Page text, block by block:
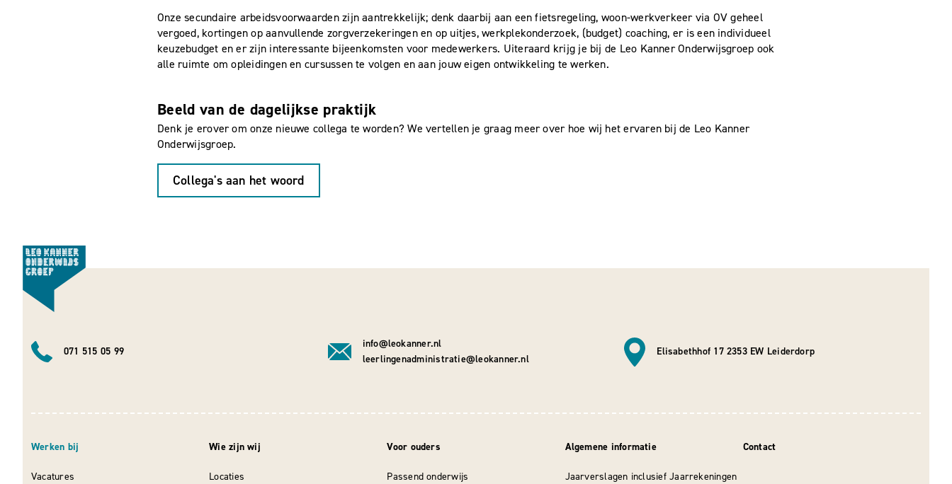
Onze secundaire arbeidsvoorwaarden zijn aantrekkelijk; denk daarbij aan een fietsregeling, woon-werkverkeer via OV geheel
vergoed, kortingen op aanvullende zorgverzekeringen en op uitjes, werkplekonderzoek, (budget) coaching, er is een individueel
keuzebudget en er zijn interessante bijeenkomsten voor medewerkers. Uiteraard krijg je bij de Leo Kanner Onderwijsgroep ook
alle ruimte om opleidingen en cursussen te volgen en aan jouw eigen ontwikkeling te werken.
Beeld van de dagelijkse praktijk
Denk je erover om onze nieuwe collega te worden? We vertellen je graag meer over hoe wij het ervaren bij de Leo Kanner
Onderwijsgroep.
Collega's aan het woord
071 515 05 99
info@leokanner.nl
leerlingenadministratie@leokanner.nl
Elisabethhof 17 2353 EW Leiderdorp
Werken bij
Vacatures
Wie zijn wij
Locaties
Voor ouders
Passend onderwijs
Algemene informatie
Jaarverslagen inclusief Jaarrekeningen
Contact